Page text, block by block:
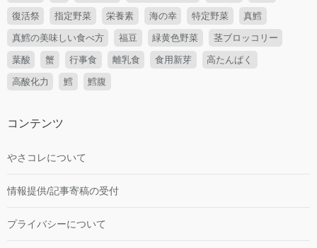
復活祭 指定野菜 栄養素 海の幸 特定野菜 真鱈
真鱈の美味しい食べ方 福豆 緑黄色野菜 茎ブロッコリー
葉酸 蟹 行事食 離乳食 食用新芽 高たんぱく
高酸化力 鱈 鱈腹
コンテンツ
やさコレについて
情報提供/記事寄稿の受付
プライバシーについて